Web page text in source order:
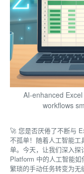
AI-enhanced
workflows
🚀 您是否厌倦了不断与
不孤单！随着人工智能
单。今天，让我们深入
Platform 中的人工智能
繁琐的手动任务转变为无